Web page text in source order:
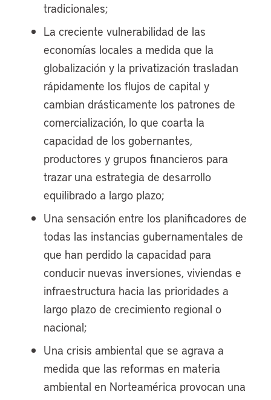
tradicionales;
La creciente vulnerabilidad de las
economías locales a medida que la
globalización y la privatización trasladan
rápidamente los flujos de capital y
cambian drásticamente los patrones de
comercialización, lo que coarta la
capacidad de los gobernantes,
productores y grupos financieros para
trazar una estrategia de desarrollo
equilibrado a largo plazo;
Una sensación entre los planificadores de
todas las instancias gubernamentales de
que han perdido la capacidad para
conducir nuevas inversiones, viviendas e
infraestructura hacia las prioridades a
largo plazo de crecimiento regional o
nacional;
Una crisis ambiental que se agrava a
medida que las reformas en materia
ambiental en Norteamérica provocan una